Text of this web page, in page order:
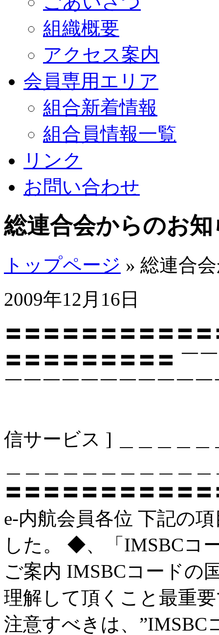
組織概要
アクセス案内
会員専用エリア
組合新着情報
組合員情報一覧
リンク
お問い合わせ
総連合会からのお知
トップページ » 総連合
2009年12月16日
〓〓〓〓〓〓〓〓〓〓
〓〓〓〓〓〓〓〓〓 ￣
￣￣￣￣￣￣￣￣￣￣
信サービス ] ＿＿＿＿
〓〓〓〓〓〓〓〓〓〓
e-内航会員各位 下記の
した。 ◆、「IMSBCコ
ご案内 IMSBCコードの
理解して頂くこと最重
注意すべきは、”IMSBC